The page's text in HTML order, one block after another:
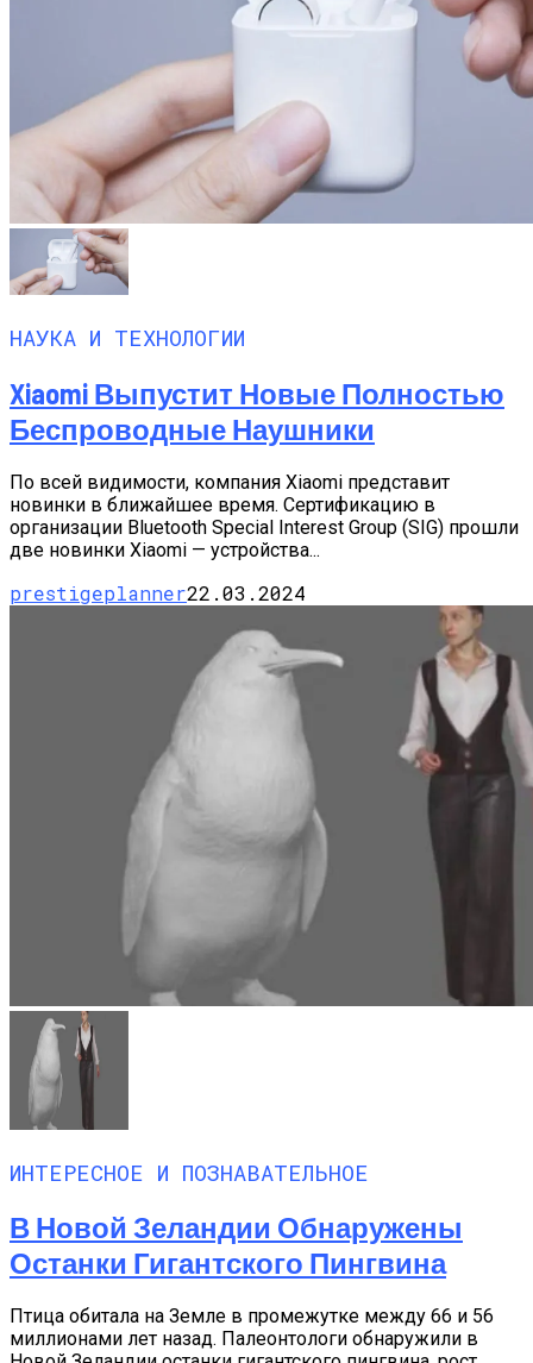
НАУКА И ТЕХНОЛОГИИ
Xiaomi Выпустит Новые Полностью
Беспроводные Наушники
По всей видимости, компания Xiaomi представит
новинки в ближайшее время. Сертификацию в
организации Bluetooth Special Interest Group (SIG) прошли
две новинки Xiaomi — устройства...
prestigeplanner22.03.2024
ИНТЕРЕСНОЕ И ПОЗНАВАТЕЛЬНОЕ
В Новой Зеландии Обнаружены
Останки Гигантского Пингвина
Птица обитала на Земле в промежутке между 66 и 56
миллионами лет назад. Палеонтологи обнаружили в